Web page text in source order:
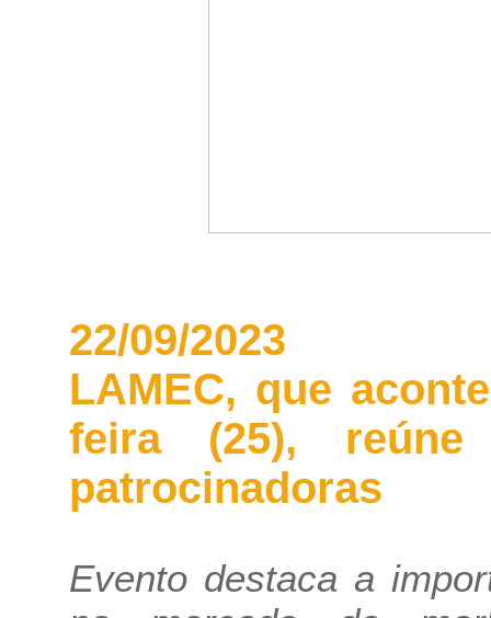
22/09/2023
LAMEC, que
feira (25),
patrocinadoras
Evento destaca a